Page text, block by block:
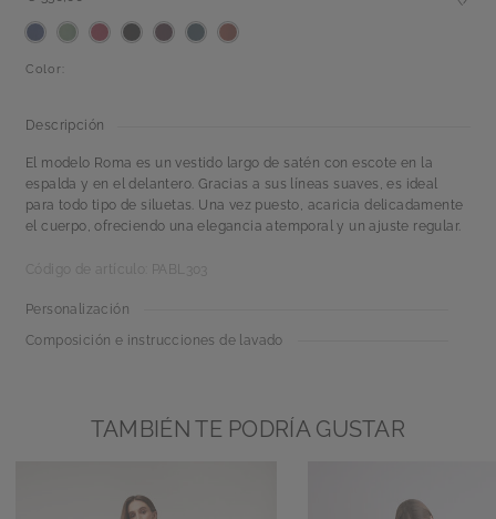
Color:
Descripción
El modelo Roma es un vestido largo de satén con escote en la
espalda y en el delantero. Gracias a sus líneas suaves, es ideal
para todo tipo de siluetas. Una vez puesto, acaricia delicadamente
el cuerpo, ofreciendo una elegancia atemporal y un ajuste regular.
Código de artículo: PABL303
Personalización
Composición e instrucciones de lavado
TAMBIÉN TE PODRÍA GUSTAR